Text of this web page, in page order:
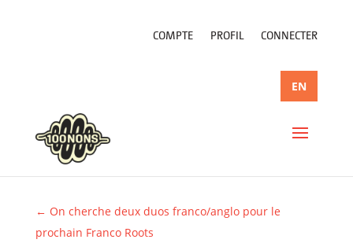
COMPTE PROFIL CONNECTER
EN
← On cherche deux duos franco/anglo pour le
prochain Franco Roots